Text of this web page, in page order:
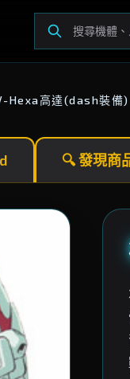
Hexa高達(dash裝備)
🔍 發現商